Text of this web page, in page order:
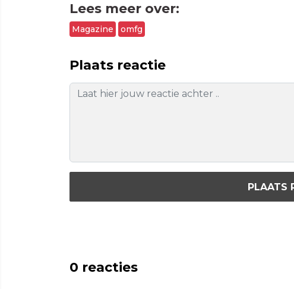
Lees meer over:
Magazine omfg
Plaats reactie
PLAATS
0 reacties